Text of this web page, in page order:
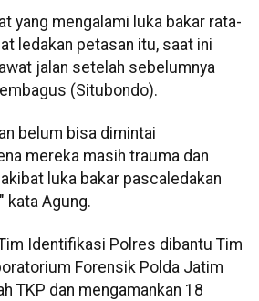
yang mengalami luka bakar rata-
ledakan petasan itu, saat ini
jalan setelah sebelumnya
(Situbondo).
belum bisa dimintai
mereka masih trauma dan
luka bakar pascaledakan
kata Agung.
Identifikasi Polres dibantu Tim
Forensik Polda Jatim
TKP dan mengamankan 18